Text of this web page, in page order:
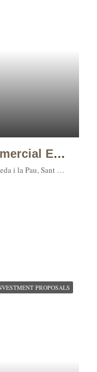
Traspaso De Un Local Comercial En C/ PUIGCERDA 265
265-275, Carrer de Puigcerdà, la Pau, la Verneda i la Pau, Sant Martí, Barcelona, Barcelonès, Barcelona, Catalunya, 08001, España
PROPOSALS